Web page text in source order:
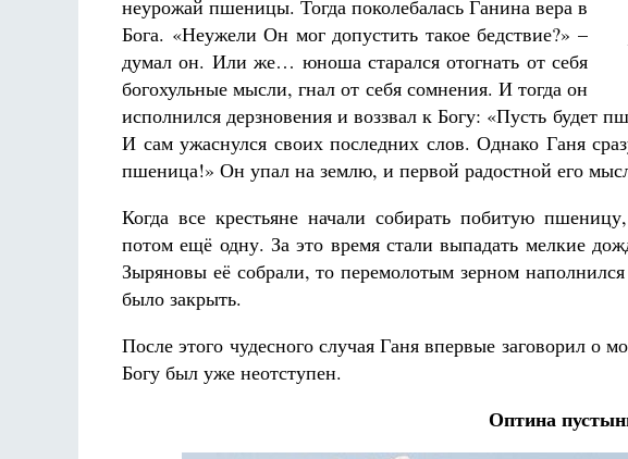
неурожай пшеницы. Тогда поколебалась Ганина вера в
Бога. «Неужели Он мог допустить такое бедствие?» –
думал он. Или же… юноша старался отогнать от себя
богохульные мысли, гнал от себя сомнения. И тогда он
исполнился дерзновения и воззвал к Богу: «Пусть будет
И сам ужаснулся своих последних слов. Однако Ганя
пшеница!» Он упал на землю, и первой радостной его
Когда все крестьяне начали собирать побитую
потом ещё одну. За это время стали выпадать мелкие
Зыряновы её собрали, то перемолотым зерном
было закрыть.
После этого чудесного случая Ганя впервые заговорил о
Богу был уже неотступен.
Оптина